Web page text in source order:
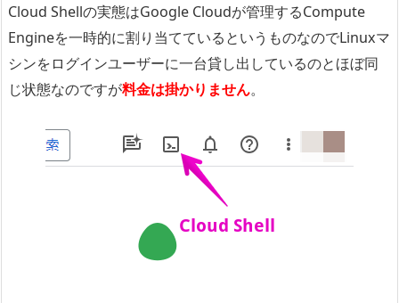
Cloud Shellの実態はGoogle Cloudが管理するCompute
Engineを一時的に割り当てているというものなのでLinuxマ
シンをログインユーザーに一台貸し出しているのとほぼ同
じ状態なのですが料金は掛かりません。